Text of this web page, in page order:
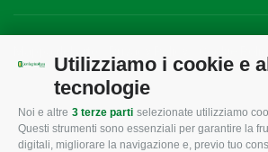
Utilizziamo i cookie e
tecnologie
Noi e altre 3 terze parti selezionate utilizziamo
Questi strumenti sono essenziali per garantire la
digitali, migliorare la navigazione e, previo tuo
CONFAGRICOLTURA
ROVIGO